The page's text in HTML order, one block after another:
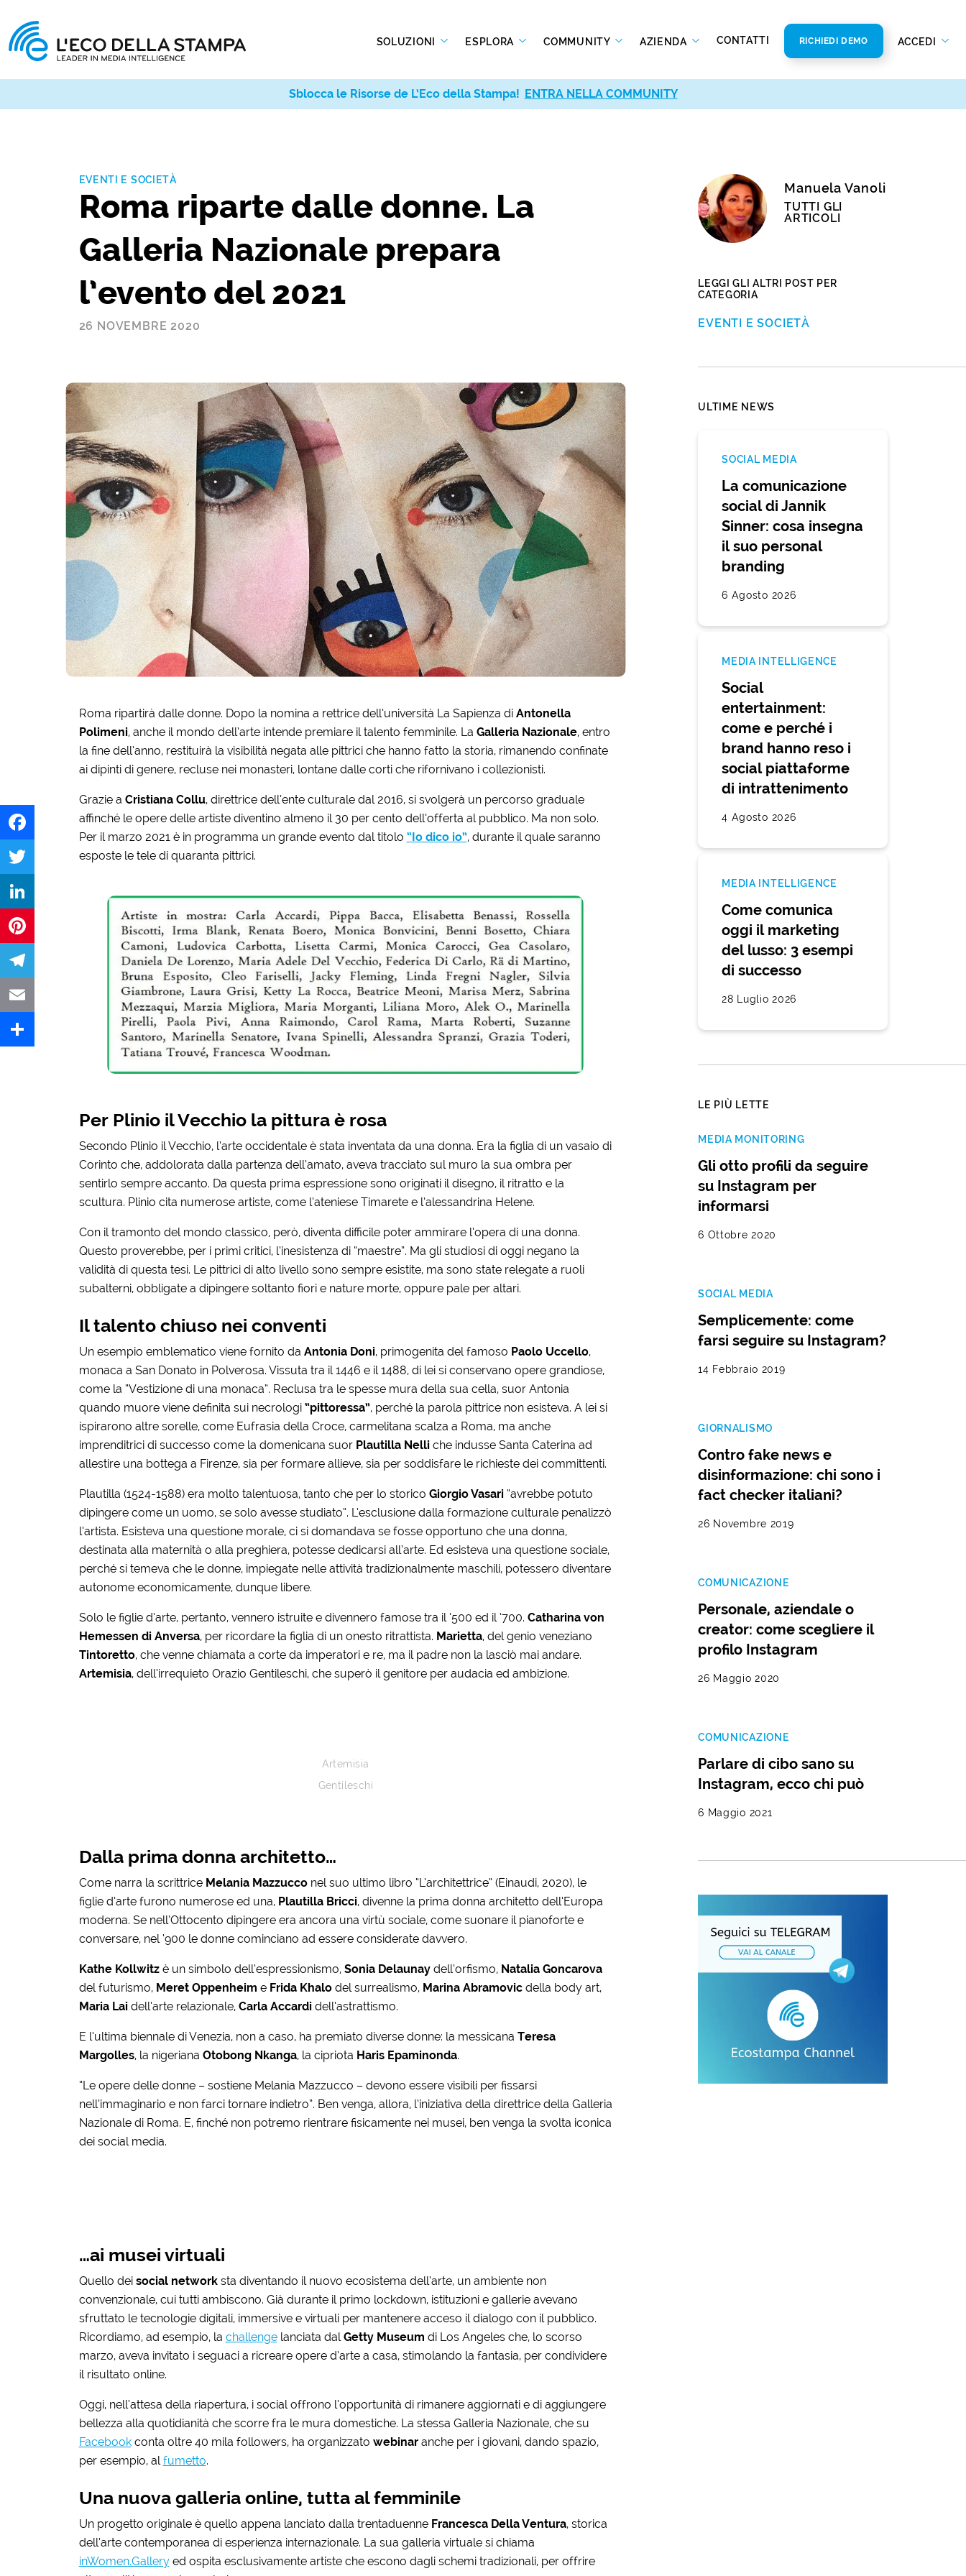
SOLUZIONI ESPLORA COMMUNITY AZIENDA CONTATTI RICHIEDI DEMO ACCEDI
Facebook
Twitter
LinkedIn
Pinterest
Telegram
Email
EVENTI E SOCIETÀ
Roma riparte dalle donne. La
Galleria Nazionale prepara
l’evento del 2021
26 NOVEMBRE 2020
Roma ripartirà dalle donne. Dopo la nomina a rettrice dell’università La Sapienza di Antonella
Polimeni, anche il mondo dell’arte intende premiare il talento femminile. La Galleria Nazionale, entro
la fine dell’anno, restituirà la visibilità negata alle pittrici che hanno fatto la storia, rimanendo confinate
ai dipinti di genere, recluse nei monasteri, lontane dalle corti che rifornivano i collezionisti.
Grazie a Cristiana Collu, direttrice dell’ente culturale dal 2016, si svolgerà un percorso graduale
affinché le opere delle artiste diventino almeno il 30 per cento dell’offerta al pubblico. Ma non solo.
Per il marzo 2021 è in programma un grande evento dal titolo “Io dico io”, durante il quale saranno
esposte le tele di quaranta pittrici.
Per Plinio il Vecchio la pittura è rosa
Secondo Plinio il Vecchio, l’arte occidentale è stata inventata da una donna. Era la figlia di un vasaio di
Corinto che, addolorata dalla partenza dell’amato, aveva tracciato sul muro la sua ombra per
sentirlo sempre accanto. Da questa prima espressione sono originati il disegno, il ritratto e la
scultura. Plinio cita numerose artiste, come l’ateniese Timarete e l’alessandrina Helene.
Con il tramonto del mondo classico, però, diventa difficile poter ammirare l’opera di una donna.
Questo proverebbe, per i primi critici, l’inesistenza di “maestre”. Ma gli studiosi di oggi negano la
validità di questa tesi. Le pittrici di alto livello sono sempre esistite, ma sono state relegate a ruoli
subalterni, obbligate a dipingere soltanto fiori e nature morte, oppure pale per altari.
Il talento chiuso nei conventi
Un esempio emblematico viene fornito da Antonia Doni, primogenita del famoso Paolo Uccello,
monaca a San Donato in Polverosa. Vissuta tra il 1446 e il 1488, di lei si conservano opere grandiose,
come la “Vestizione di una monaca”. Reclusa tra le spesse mura della sua cella, suor Antonia
quando muore viene definita sui necrologi “pittoressa”, perché la parola pittrice non esisteva. A lei si
ispirarono altre sorelle, come Eufrasia della Croce, carmelitana scalza a Roma, ma anche
imprenditrici di successo come la domenicana suor Plautilla Nelli che indusse Santa Caterina ad
allestire una bottega a Firenze, sia per formare allieve, sia per soddisfare le richieste dei committenti.
Plautilla (1524-1588) era molto talentuosa, tanto che per lo storico Giorgio Vasari“avrebbe potuto
dipingere come un uomo, se solo avesse studiato”. L’esclusione dalla formazione culturale penalizzò
l’artista. Esisteva una questione morale, ci si domandava se fosse opportuno che una donna,
destinata alla maternità o alla preghiera, potesse dedicarsi all’arte. Ed esisteva una questione sociale,
perché si temeva che le donne, impiegate nelle attività tradizionalmente maschili, potessero diventare
autonome economicamente, dunque libere.
Solo le figlie d’arte, pertanto, vennero istruite e divennero famose tra il ‘500 ed il ‘700. Catharina von
Hemessen di Anversa, per ricordare la figlia di un onesto ritrattista. Marietta, del genio veneziano
Tintoretto, che venne chiamata a corte da imperatori e re, ma il padre non la lasciò mai andare.
Artemisia, dell’irrequieto Orazio Gentileschi, che superò il genitore per audacia ed ambizione.
Artemisia
Gentileschi
Dalla prima donna architetto…
Come narra la scrittrice Melania Mazzucconel suo ultimo libro “L’architettrice” (Einaudi, 2020), le
figlie d’arte furono numerose ed una, Plautilla Bricci, divenne la prima donna architetto dell’Europa
moderna. Se nell’Ottocento dipingere era ancora una virtù sociale, come suonare il pianoforte e
conversare, nel ‘900 le donne cominciano ad essere considerate davvero.
Kathe Kollwitzè un simbolo dell’espressionismo, Sonia Delaunay dell’orfismo, Natalia Goncarova
del futurismo, Meret Oppenheim e Frida Khalodel surrealismo, Marina Abramovicdella body art,
Maria Lai dell’arte relazionale, Carla Accardidell’astrattismo.
E l’ultima biennale di Venezia, non a caso, ha premiato diverse donne: la messicana Teresa
Margolles, la nigeriana Otobong Nkanga, la cipriota Haris Epaminonda.
“Le opere delle donne – sostiene Melania Mazzucco – devono essere visibili per fissarsi
nell’immaginario e non farci tornare indietro”. Ben venga, allora, l’iniziativa della direttrice della Galleria
Nazionale di Roma. E, finché non potremo rientrare fisicamente nei musei, ben venga la svolta iconica
dei social media.
…ai musei virtuali
Quello dei social networksta diventando il nuovo ecosistema dell’arte, un ambiente non
convenzionale, cui tutti ambiscono. Già durante il primo lockdown, istituzioni e gallerie avevano
sfruttato le tecnologie digitali, immersive e virtuali per mantenere acceso il dialogo con il pubblico.
Ricordiamo, ad esempio, la challengelanciata dal Getty Museum di Los Angeles che, lo scorso
marzo, aveva invitato i seguaci a ricreare opere d’arte a casa, stimolando la fantasia, per condividere
il risultato online.
Oggi, nell’attesa della riapertura, i social offrono l’opportunità di rimanere aggiornati e di aggiungere
bellezza alla quotidianità che scorre fra le mura domestiche. La stessa Galleria Nazionale, che su
Facebookconta oltre 40 mila followers, ha organizzato webinar anche per i giovani, dando spazio,
per esempio, al fumetto.
Una nuova galleria online, tutta al femminile
Un progetto originale è quello appena lanciato dalla trentaduenne Francesca Della Ventura, storica
dell’arte contemporanea di esperienza internazionale. La sua galleria virtuale si chiama
inWomen.Galleryed ospita esclusivamente artiste che escono dagli schemi tradizionali, per offrire
Manuela Vanoli
TUTTI GLI
ARTICOLI
LEGGI GLI ALTRI POST PER
CATEGORIA
EVENTI E SOCIETÀ
ULTIME NEWS
SOCIAL MEDIA
La comunicazione
social di Jannik
Sinner: cosa insegna
il suo personal
branding
6 Agosto 2026
MEDIA INTELLIGENCE
Social
entertainment:
come e perché i
brand hanno reso i
social piattaforme
di intrattenimento
4 Agosto 2026
MEDIA INTELLIGENCE
Come comunica
oggi il marketing
del lusso: 3 esempi
di successo
28 Luglio 2026
LE PIÙ LETTE
MEDIA MONITORING
Gli otto profili da seguire
su Instagram per
informarsi
6 Ottobre 2020
SOCIAL MEDIA
Semplicemente: come
farsi seguire su Instagram?
14 Febbraio 2019
GIORNALISMO
Contro fake news e
disinformazione: chi sono i
fact checker italiani?
26 Novembre 2019
COMUNICAZIONE
Personale, aziendale o
creator: come scegliere il
profilo Instagram
26 Maggio 2020
COMUNICAZIONE
Parlare di cibo sano su
Instagram, ecco chi può
6 Maggio 2021
Sblocca le Risorse de L’Eco della Stampa! ENTRA NELLA COMMUNITY